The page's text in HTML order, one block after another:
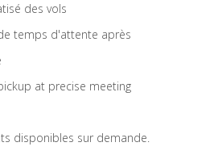
des vols
temps d'attente après
at precise meeting
disponibles sur demande.